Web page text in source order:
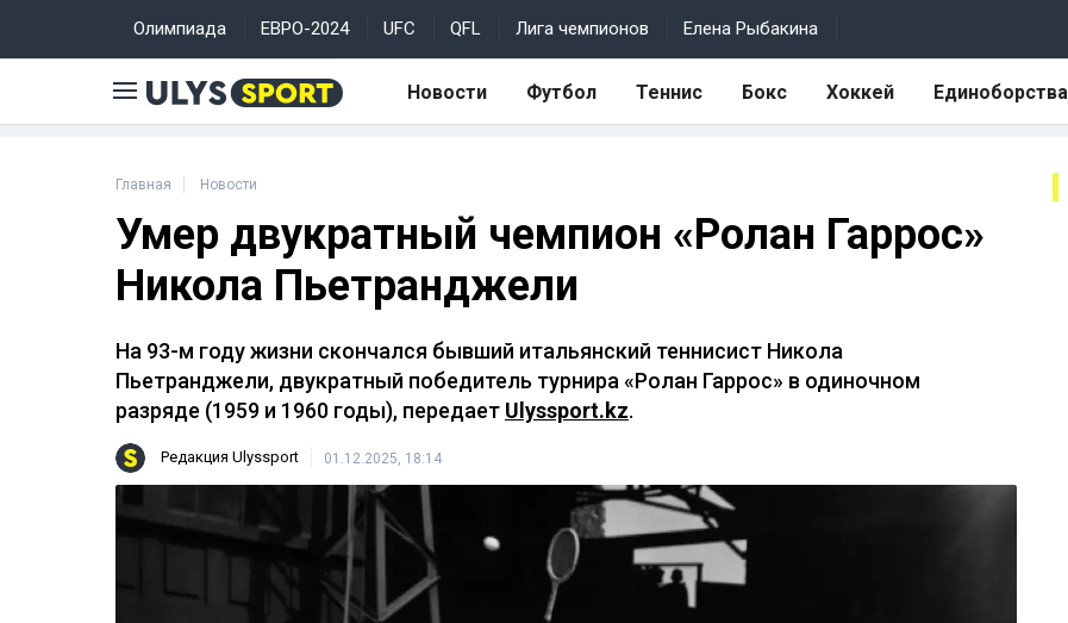
Олимпиада ЕВРО-2024 UFC QFL Лига чемпионов Елена Рыбакина
Новости Футбол Теннис Бокс Хоккей Единоборства
Главная Новости
Умер двукратный чемпион «Ролан Гаррос»
Никола Пьетранджели
На 93-м году жизни скончался бывший итальянский теннисист Никола
Пьетранджели, двукратный победитель турнира «Ролан Гаррос» в одиночном
разряде (1959 и 1960 годы), передает Ulyssport.kz.
Редакция Ulyssport 01.12.2025, 18:14